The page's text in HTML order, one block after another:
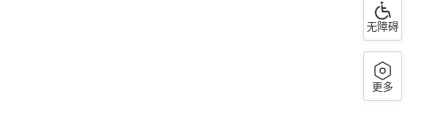
无障碍
更多